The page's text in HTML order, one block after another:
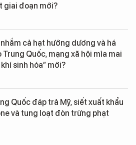
giai đoạn mới?
cả hạt hướng dương và há
Trung Quốc, mạng xã hội mỉa mai
khí sinh hóa” mới?
Quốc đáp trả Mỹ, siết xuất khẩu
và tung loạt đòn trừng phạt